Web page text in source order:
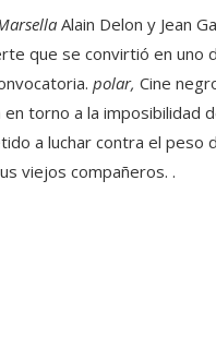
Alain Delon y Jean
que se convirtió en
polar, Cine
torno a la imposibilidad
a luchar contra el
viejos compañeros. .